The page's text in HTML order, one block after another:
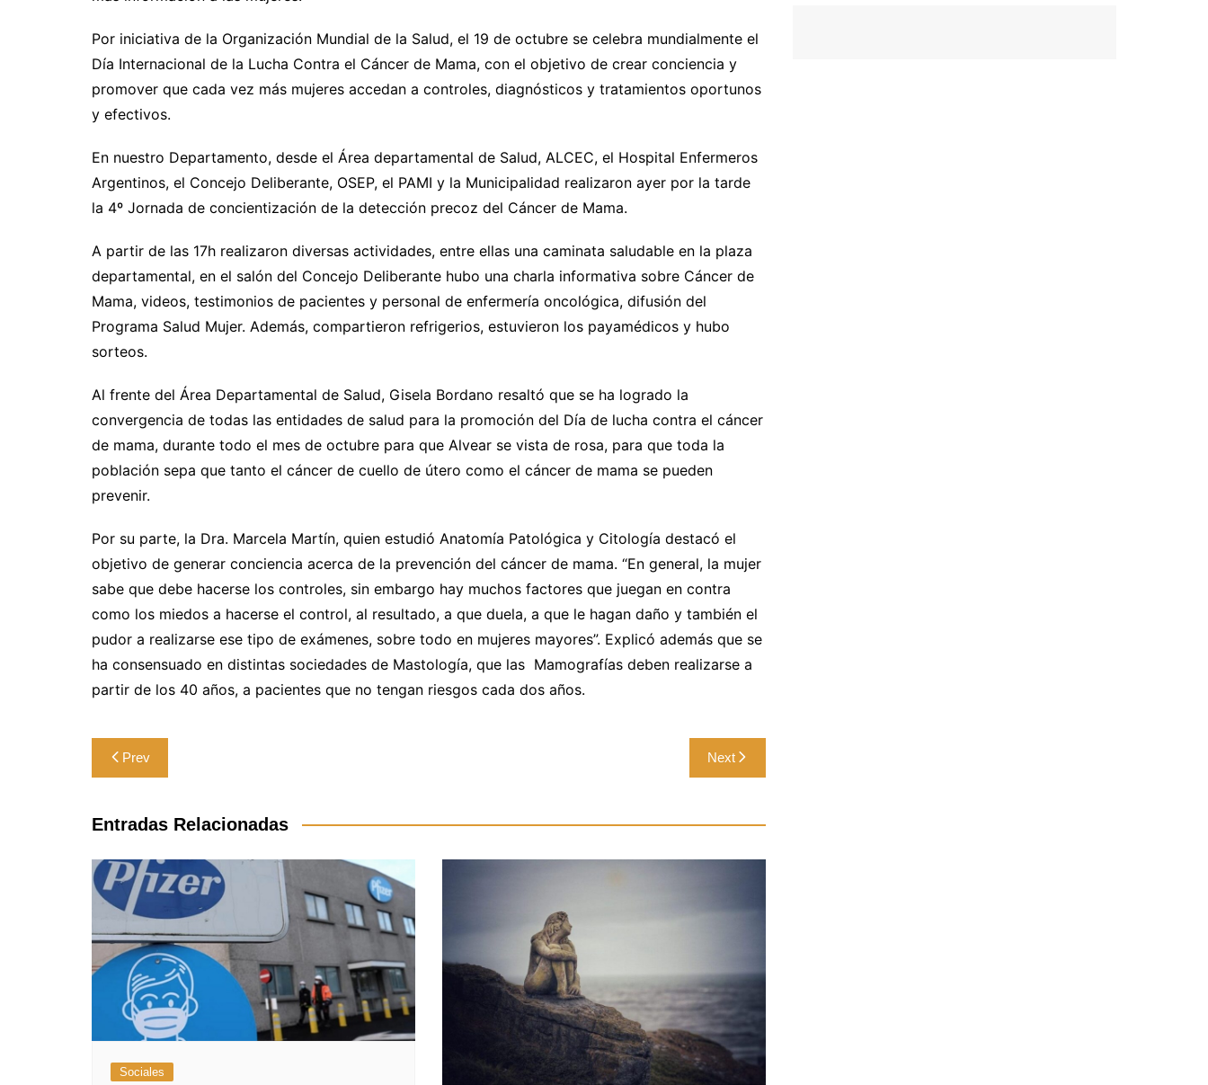
Por iniciativa de la Organización Mundial de la Salud, el 19 de octubre se celebra mundialmente el
Día Internacional de la Lucha Contra el Cáncer de Mama, con el objetivo de crear conciencia y
promover que cada vez más mujeres accedan a controles, diagnósticos y tratamientos oportunos
y efectivos.
En nuestro Departamento, desde el Área departamental de Salud, ALCEC, el Hospital Enfermeros
Argentinos, el Concejo Deliberante, OSEP, el PAMI y la Municipalidad realizaron ayer por la tarde
la 4º Jornada de concientización de la detección precoz del Cáncer de Mama.
A partir de las 17h realizaron diversas actividades, entre ellas una caminata saludable en la plaza
departamental, en el salón del Concejo Deliberante hubo una charla informativa sobre Cáncer de
Mama, videos, testimonios de pacientes y personal de enfermería oncológica, difusión del
Programa Salud Mujer. Además, compartieron refrigerios, estuvieron los payamédicos y hubo
sorteos.
Al frente del Área Departamental de Salud, Gisela Bordano resaltó que se ha logrado la
convergencia de todas las entidades de salud para la promoción del Día de lucha contra el cáncer
de mama, durante todo el mes de octubre para que Alvear se vista de rosa, para que toda la
población sepa que tanto el cáncer de cuello de útero como el cáncer de mama se pueden
prevenir.
Por su parte, la Dra. Marcela Martín, quien estudió Anatomía Patológica y Citología destacó el
objetivo de generar conciencia acerca de la prevención del cáncer de mama. “En general, la mujer
sabe que debe hacerse los controles, sin embargo hay muchos factores que juegan en contra
como los miedos a hacerse el control, al resultado, a que duela, a que le hagan daño y también el
pudor a realizarse ese tipo de exámenes, sobre todo en mujeres mayores”. Explicó además que se
ha consensuado en distintas sociedades de Mastología, que las Mamografías deben realizarse a
partir de los 40 años, a pacientes que no tengan riesgos cada dos años.
Navegación
de
entradas
Prev Next
Entradas Relacionadas
Sociales